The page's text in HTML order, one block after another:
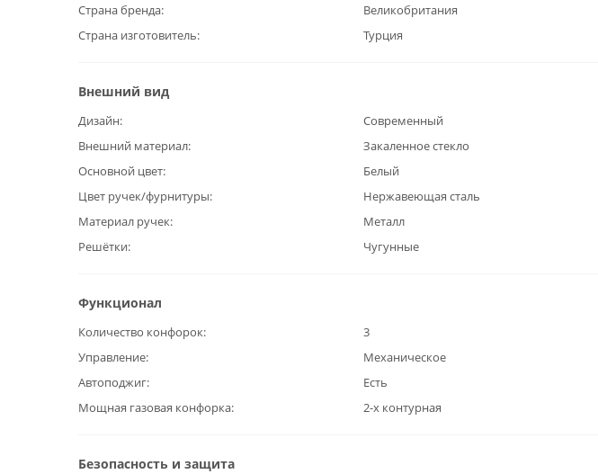
Страна бренда
Великобритания
Страна изготовитель
Турция
Внешний вид
Дизайн
Современный
Внешний материал
Закаленное стекло
Основной цвет
Белый
Цвет ручек/фурнитуры
Нержавеющая сталь
Материал ручек
Металл
Решётки
Чугунные
Функционал
Количество конфорок
3
Управление
Механическое
Автоподжиг
Есть
Мощная газовая конфорка
2-х контурная
Безопасность и защита